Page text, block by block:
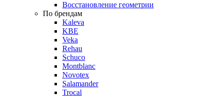
Восстановление геометрии
По брендам
Kaleva
KBE
Veka
Rehau
Schuco
Montblanc
Novotex
Salamander
Trocal